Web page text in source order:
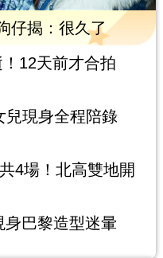
仔揭：很久了
12天前才合拍
兒現身全程陪錄
4場！北高雙地開
身巴黎造型迷暈